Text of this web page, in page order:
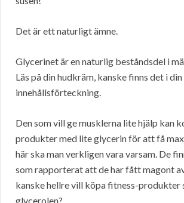
Det är ett naturligt ämne.
Glycerinet är en naturlig beståndsdel i
Läs på din hudkräm, kanske finns det i din
innehållsförteckning.
Den som vill ge musklerna lite hjälp kan
produkter med lite glycerin för att få
här ska man verkligen vara varsam. De
som rapporterat att de har fått magont
kanske hellre vill köpa fitness-produkter
glycerolen?